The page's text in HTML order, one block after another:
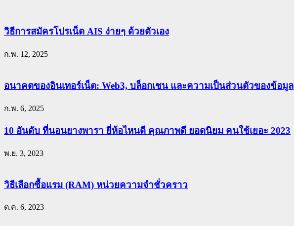
วิธีการสมัครโปรเน็ต AIS ง่ายๆ ด้วยตัวเอง
ก.พ. 12, 2025
อนาคตของอินเทอร์เน็ต: Web3, บล็อกเชน และความเป็นส่วนตัวของข้อมูล
ก.พ. 6, 2025
10 อันดับ ที่นอนยางพารา ยี่ห้อไหนดี คุณภาพดี ยอดนิยม คนใช้เยอะ 2023
พ.ย. 3, 2023
วิธีเลือกซื้อแรม (RAM) หน่วยความจำชั่วคราว
ต.ค. 6, 2023